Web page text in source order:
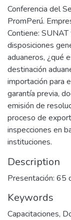
Conferencia del
PromPerú.
Contiene:
disposiciones
aduaneros, ¿qué
destinación
importación para
garantía previa,
emisión de
proceso de
inspecciones en
instituciones.
Description
Presentación: 65
Keywords
Capacitaciones,